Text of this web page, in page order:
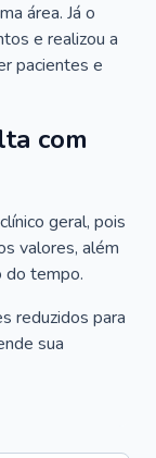
área. Já o
e realizou a
pacientes e
com
geral, pois
valores, além
do tempo.
reduzidos para
sua